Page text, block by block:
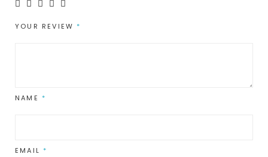
YOUR REVIEW *
NAME *
EMAIL *